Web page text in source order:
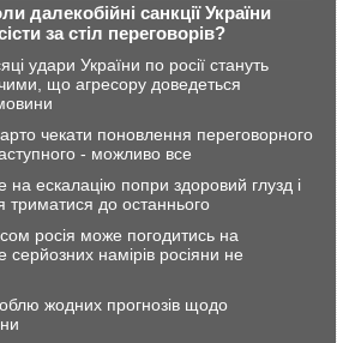
далекобійні санкції України
за стіл переговорів?
удари України по росії стануть
що агресору доведеться
чекати поновлення переговорного
- можливо все
на ескалацію попри здоровий глузд і
триматися до останнього
росія може погодитись на
серйозних намірів росіяни не
жодних прогнозів щодо